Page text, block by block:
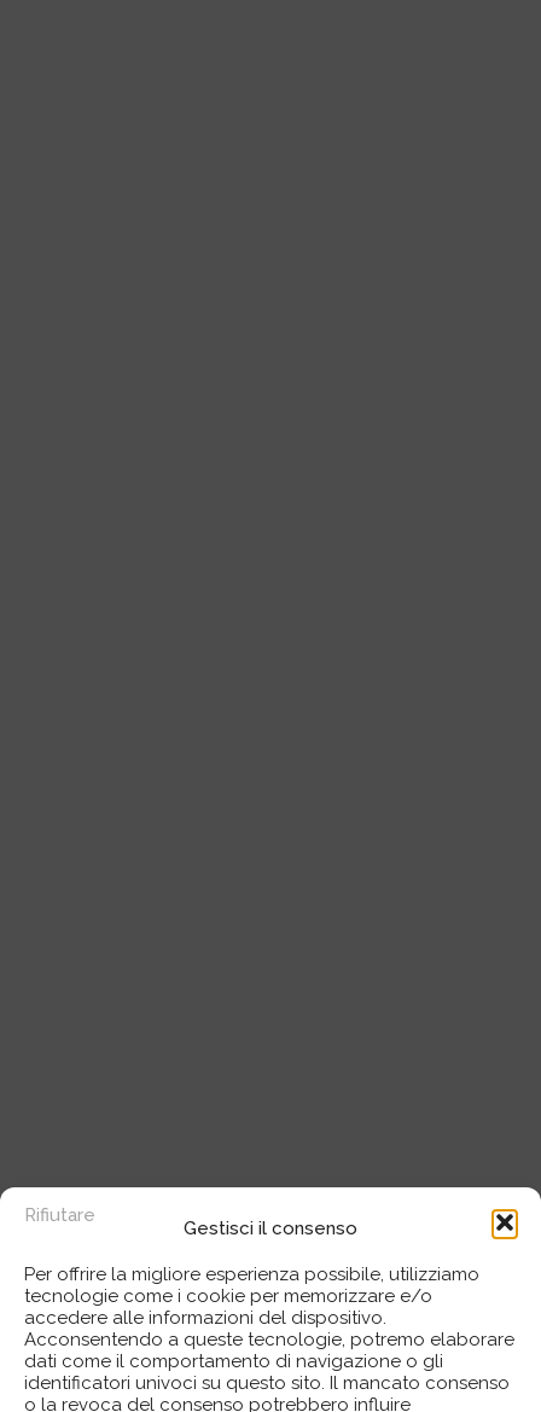
Gestisci il consenso
Per offrire la migliore esperienza possibile, utilizziamo
tecnologie come i cookie per memorizzare e/o
accedere alle informazioni del dispositivo.
Acconsentendo a queste tecnologie, potremo elaborare
dati come il comportamento di navigazione o gli
identificatori univoci su questo sito. Il mancato consenso
o la revoca del consenso potrebbero influire
Rifiutare